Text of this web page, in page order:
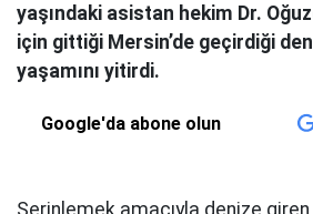
yaşındaki asistan hekim Dr.
için gittiği Mersin’de geçirdiği
yaşamını yitirdi.
Google'da abone olun
Serinlemek amacıyla denize